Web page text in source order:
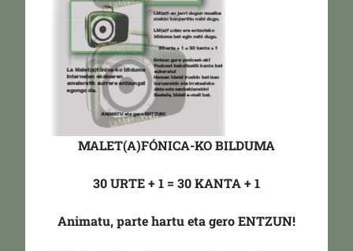
MALET(A)FÓNICA-KO BILDUMA
30 URTE + 1 = 30 KANTA + 1
Animatu, parte hartu eta gero ENTZUN!